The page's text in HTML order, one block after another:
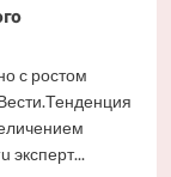
с ростом
эксперт...